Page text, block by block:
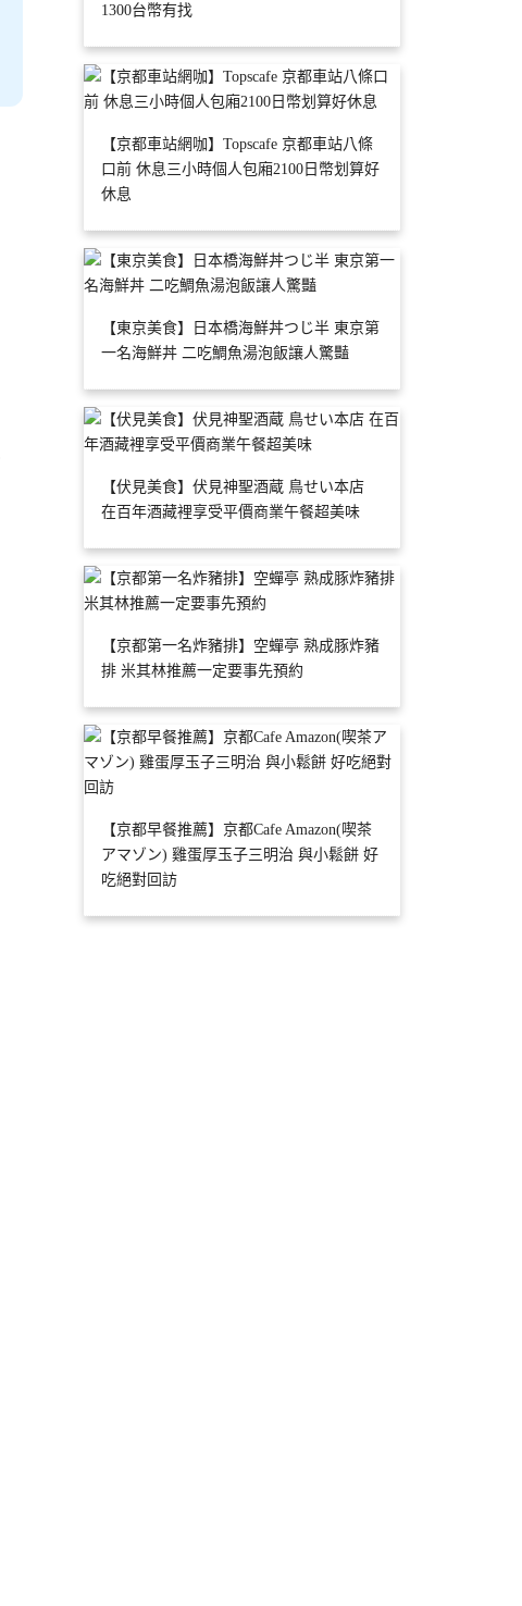
1300台幣有找
【京都車站網咖】Topscafe 京都車站八條
口前 休息三小時個人包廂2100日幣划算好
休息
【東京美食】日本橋海鮮丼つじ半 東京第
一名海鮮丼 二吃鯛魚湯泡飯讓人驚豔
【伏見美食】伏見神聖酒蔵 鳥せい本店
在百年酒藏裡享受平價商業午餐超美味
【京都第一名炸豬排】空蟬亭 熟成豚炸豬
排 米其林推薦一定要事先預約
【京都早餐推薦】京都Cafe Amazon(喫茶
アマゾン) 雞蛋厚玉子三明治 與小鬆餅 好
吃絕對回訪